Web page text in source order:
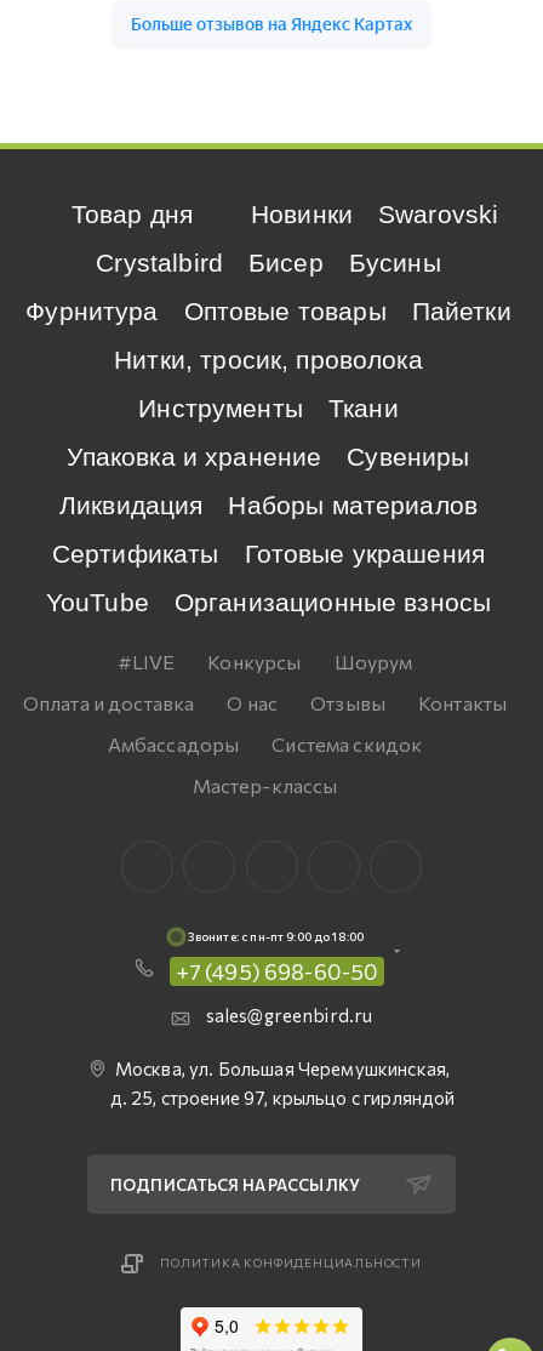
Товар дня Новинки
Swarovski
Crystalbird
Бисер
Бусины
Фурнитура
Оптовые товары
Пайетки
Нитки, тросик, проволока
Инструменты
Ткани
Упаковка и хранение
Сувениры
Ликвидация
Наборы материалов
Сертификаты
Готовые украшения
YouTube
Организационные взносы
#LIVE Конкурсы
Шоурум
Оплата и доставка
О нас Отзывы
Контакты
Амбассадоры
Система скидок
Мастер-классы
Звоните: c пн-пт 9:00 до 18:00
+7 (495) 698-60-50
sales@greenbird.ru
Москва, ул. Большая Черемушкинская,
д. 25, строение 97, крыльцо с гирляндой
ПОДПИСАТЬСЯ НА РАССЫЛКУ
ПОЛИТИКА КОНФИДЕНЦИАЛЬНОСТИ